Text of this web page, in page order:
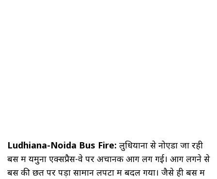
Ludhiana-Noida Bus Fire: लुधियाना से नोएडा जा रही
बस में यमुना एक्सप्रैस-वे पर अचानक आग लग गई। आग लगने से
बस की छत पर पड़ा सामान लपटों में बदल गया। जैसे ही बस में